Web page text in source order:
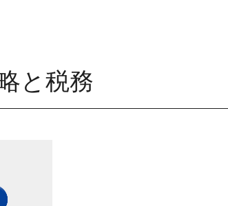
と税務